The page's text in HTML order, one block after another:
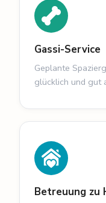
Gassi-Service
Geplante
glücklich und gut
Betreuung zu